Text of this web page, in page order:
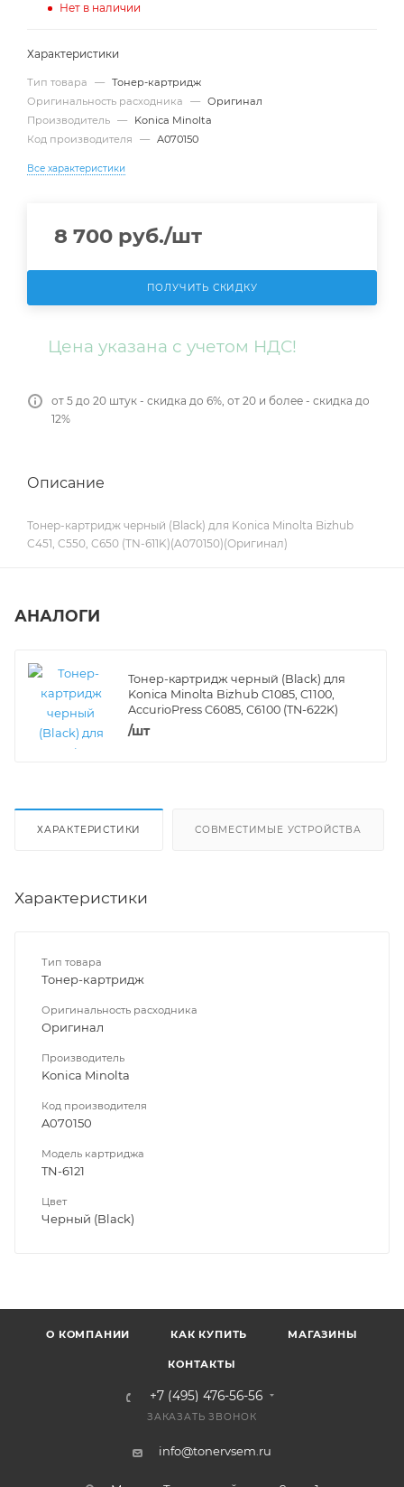
Нет в наличии
Характеристики
Тип товара — Тонер-картридж
Оригинальность расходника
— Оригинал
Производитель —
Konica Minolta
Код производителя
— A070150
Все характеристики
8 700 руб./шт
ПОЛУЧИТЬ СКИДКУ
Цена указана с учетом НДС!
от 5 до 20 штук - скидка до 6%, от 20 и более - скидка до
12%
Описание
Тонер-картридж черный (Black) для Konica Minolta Bizhub
C451, C550, C650 (TN-611K)(A070150)(Оригинал)
АНАЛОГИ
Тонер-картридж черный (Black) для
Konica Minolta Bizhub C1085, C1100,
AccurioPress C6085, C6100 (TN-622K)
/шт
ХАРАКТЕРИСТИКИ СОВМЕСТИМЫЕ УСТРОЙСТВА
Характеристики
Тип товара
Тонер-картридж
Оригинальность расходника
Оригинал
Производитель
Konica Minolta
Код производителя
A070150
Модель картриджа
TN-6121
Цвет
Черный (Black)
О КОМПАНИИ КАК КУПИТЬ МАГАЗИНЫ
КОНТАКТЫ
+7 (495) 476-56-56
ЗАКАЗАТЬ ЗВОНОК
info@tonervsem.ru